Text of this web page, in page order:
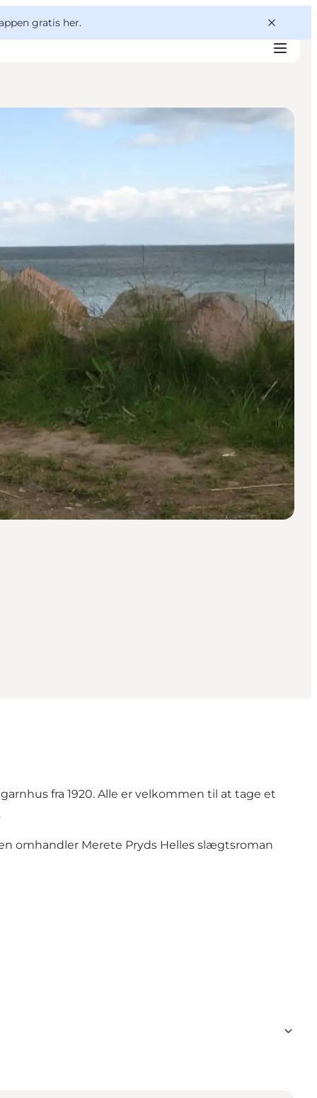
gratis her.
fra 1920. Alle er velkommen til at tage et
omhandler Merete Pryds Helles slægtsroman